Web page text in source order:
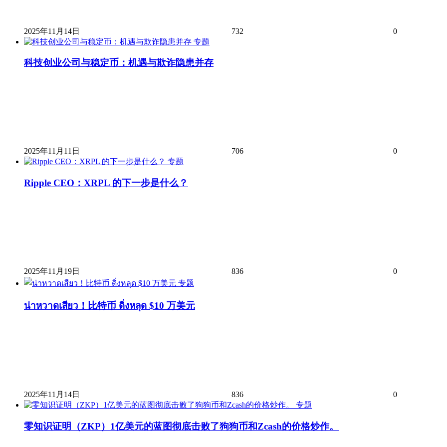
2025年11月14日 732
0
专题
科技创业公司与稳定币：机遇与欺诈隐患并存
2025年11月11日 706
0
专题
Ripple CEO：XRPL 的下一步是什么？
2025年11月19日 836
0
专题
น่าหวาดเสียว！比特币 ดิ่งหลุด $10 万美元
2025年11月14日 836
0
专题
零知识证明（ZKP）1亿美元的蓝图彻底击败了狗狗币和Zcash的价格炒作。